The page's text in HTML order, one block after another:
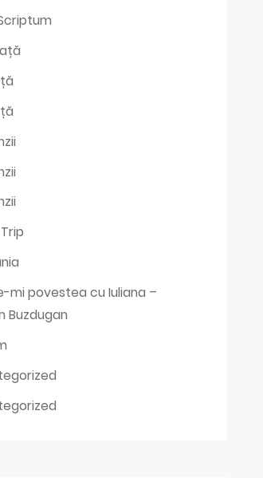
mi povestea cu Iuliana –
Buzdugan